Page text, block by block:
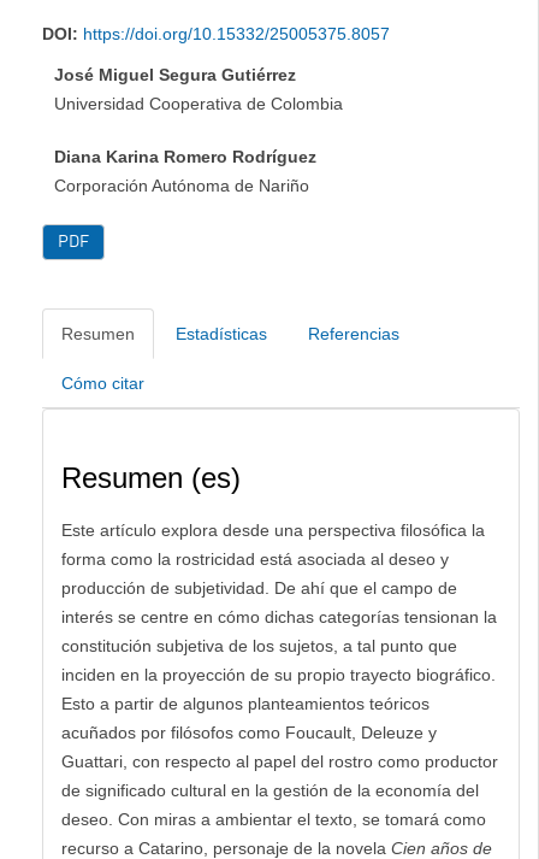
DOI: https://doi.org/10.15332/25005375.8057
José Miguel Segura Gutiérrez
Universidad Cooperativa de Colombia
Diana Karina Romero Rodríguez
Corporación Autónoma de Nariño
PDF
Resumen Estadísticas Referencias
Cómo citar
Resumen (es)
Este artículo explora desde una perspectiva filosófica la
forma como la rostricidad está asociada al deseo y
producción de subjetividad. De ahí que el campo de
interés se centre en cómo dichas categorías tensionan la
constitución subjetiva de los sujetos, a tal punto que
inciden en la proyección de su propio trayecto biográfico.
Esto a partir de algunos planteamientos teóricos
acuñados por filósofos como Foucault, Deleuze y
Guattari, con respecto al papel del rostro como productor
de significado cultural en la gestión de la economía del
deseo. Con miras a ambientar el texto, se tomará como
recurso a Catarino, personaje de la novela Cien años de